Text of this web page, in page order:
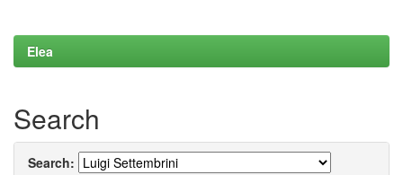
Elea
Search
Search: